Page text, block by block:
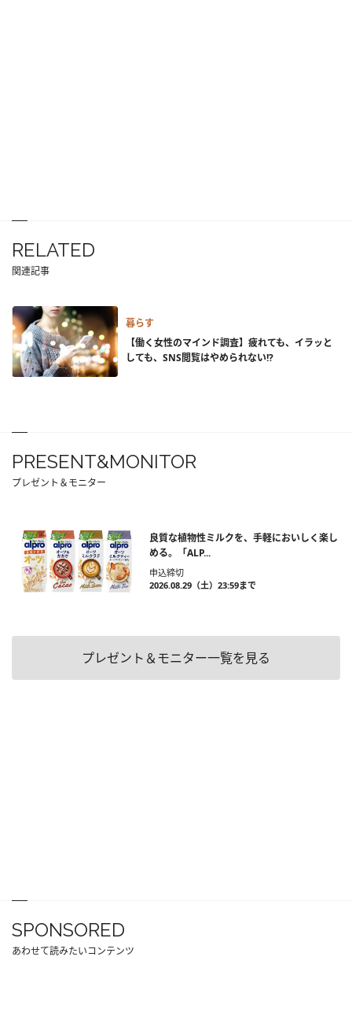
RELATED
関連記事
暮らす
【働く女性のマインド調査】疲れても、イラッと
しても、SNS閲覧はやめられない!?
PRESENT&MONITOR
プレゼント＆モニター
良質な植物性ミルクを、手軽においしく楽し
める。「ALP...
申込締切
2026.08.29（土）23:59まで
プレゼント＆モニター一覧を見る
SPONSORED
あわせて読みたいコンテンツ